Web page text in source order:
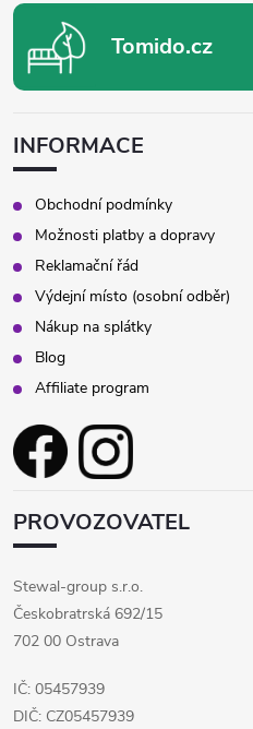
Tomido.cz
INFORMACE
Obchodní podmínky
Možnosti platby a dopravy
Reklamační řád
Výdejní místo (osobní odběr)
Nákup na splátky
Blog
Affiliate program
PROVOZOVATEL
Stewal-group s.r.o.
Českobratrská 692/15
702 00 Ostrava
IČ: 05457939
DIČ: CZ05457939